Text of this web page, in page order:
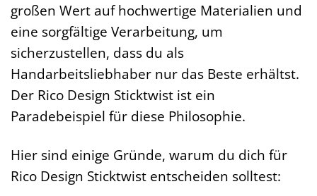
großen Wert auf hochwertige Materialien und
eine sorgfältige Verarbeitung, um
sicherzustellen, dass du als
Handarbeitsliebhaber nur das Beste erhältst.
Der Rico Design Sticktwist ist ein
Paradebeispiel für diese Philosophie.
Hier sind einige Gründe, warum du dich für
Rico Design Sticktwist entscheiden solltest: